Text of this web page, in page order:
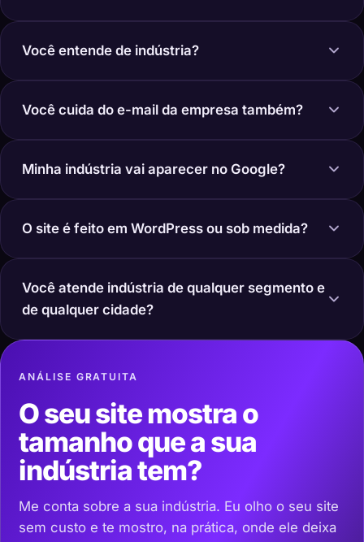
Você entende de indústria?
Você cuida do e-mail da empresa também?
Minha indústria vai aparecer no Google?
O site é feito em WordPress ou sob medida?
Você atende indústria de qualquer segmento e
de qualquer cidade?
ANÁLISE GRATUITA
O seu site mostra o
tamanho que a sua
indústria tem?
Me conta sobre a sua indústria. Eu olho o seu site
sem custo e te mostro, na prática, onde ele deixa